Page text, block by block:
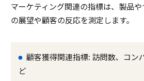
製品名 kpiee（ケイピー）
マーケティング関連の指標は、製品
の展望や顧客の反応を測定します。
顧客獲得関連指標: 訪問数、コン
ど